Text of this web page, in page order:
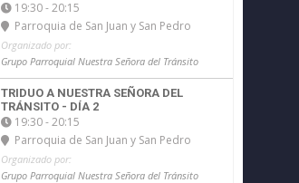
19:30 - 20:15
Parroquia de San Juan y San Pedro
Organizado por:
Grupo Parroquial Nuestra Señora del Tránsito
TRIDUO A NUESTRA SEÑORA DEL
TRÁNSITO - DÍA 2
19:30 - 20:15
Parroquia de San Juan y San Pedro
Organizado por:
Grupo Parroquial Nuestra Señora del Tránsito